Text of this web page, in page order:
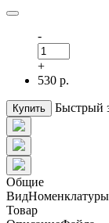
-
+
530 р.
Купить Быстрый
Общие
ВидНоменклатуры
Товар